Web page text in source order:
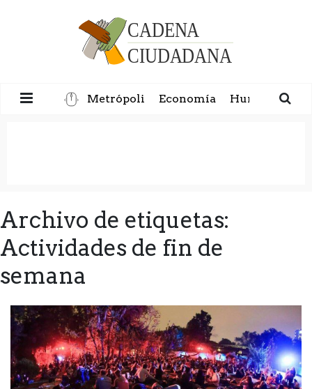
Metrópoli Economía Humanidad
Archivo de etiquetas:
Actividades de fin de
semana